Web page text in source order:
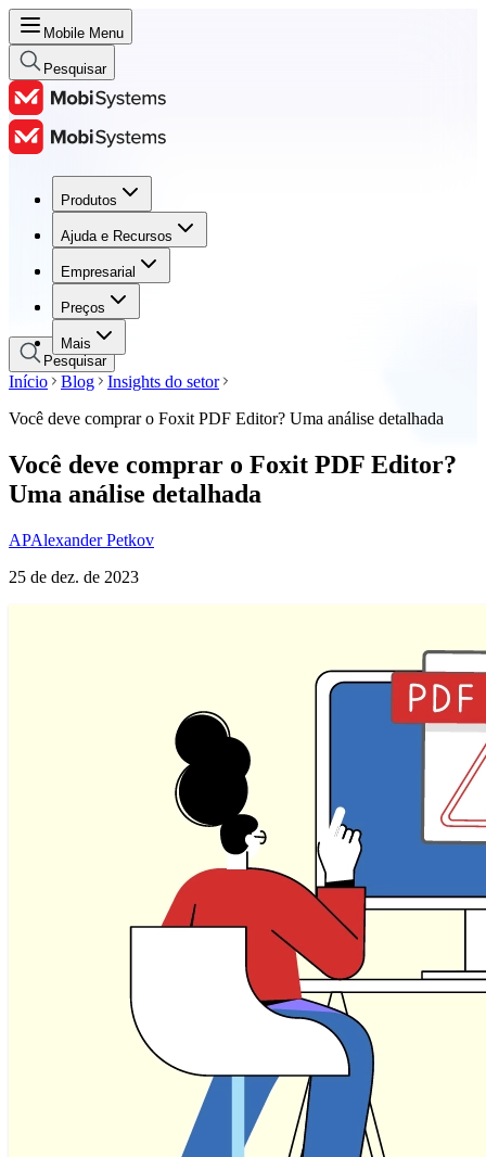
Mobile Menu
Pesquisar
Produtos
Ajuda e Recursos
Empresarial
Preços
Mais
Produtos
Ajuda e Recursos
Empresarial
Preços
Pesquisar
Início Blog
Insights do setor
Você deve comprar o Foxit PDF Editor? Uma análise detalhada
Você deve comprar o Foxit PDF Editor?
Uma análise detalhada
APAlexander Petkov
25 de dez. de 2023